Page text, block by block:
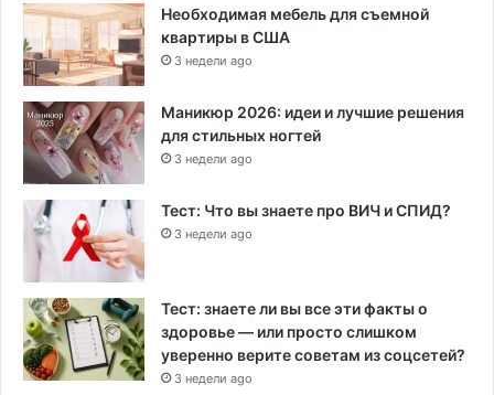
Необходимая мебель для съемной
квартиры в США
3 недели ago
Маникюр 2026: идеи и лучшие решения
для стильных ногтей
3 недели ago
Тест: Что вы знаете про ВИЧ и СПИД?
3 недели ago
Тест: знаете ли вы все эти факты о
здоровье — или просто слишком
уверенно верите советам из соцсетей?
3 недели ago